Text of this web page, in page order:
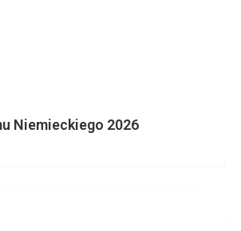
Niemieckiego 2026